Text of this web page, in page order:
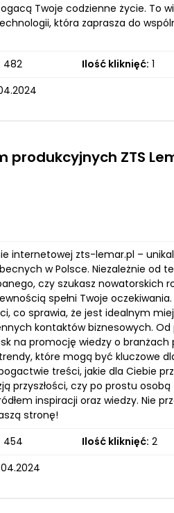
Twoje codzienne życie. To
która zaprasza do
482 Ilość kliknięć: 1
produkcyjnych ZTS
internetowej zts-lemar.pl –
w Polsce. Niezależnie od
czy szukasz nowatorskich
spełni Twoje
co sprawia, że jest idealnym
kontaktów biznesowych.
na promocję wiedzy o
które mogą być kluczowe
treści, jakie dla Ciebie
przyszłości, czy po prostu
inspiracji oraz wiedzy. Nie
stronę!
454 Ilość kliknięć: 2